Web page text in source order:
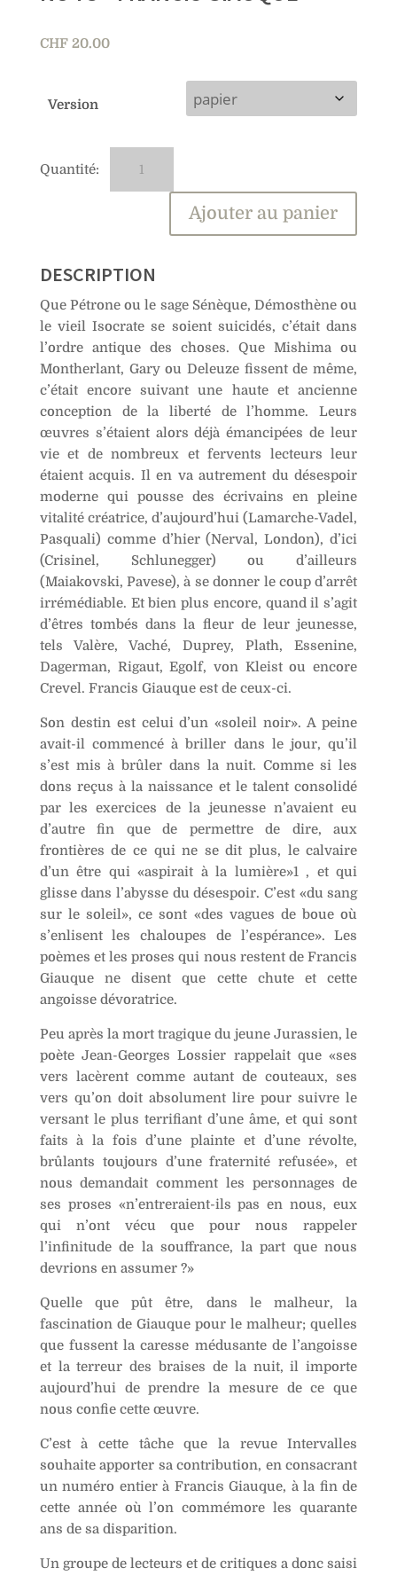
CHF20.00
Version
Giauque
Ajouter au panier
e
t
i
v
e
:
DESCRIPTION
Que Pétrone ou le sage Sénèque, Démosthène ou
le vieil Isocrate se soient suicidés, c’était dans
l’ordre antique des choses. Que Mishima ou
Montherlant, Gary ou Deleuze fissent de même,
c’était encore suivant une haute et ancienne
conception de la liberté de l’homme. Leurs
œuvres s’étaient alors déjà émancipées de leur
vie et de nombreux et fervents lecteurs leur
étaient acquis. Il en va autrement du désespoir
moderne qui pousse des écrivains en pleine
vitalité créatrice, d’aujourd’hui (Lamarche-Vadel,
Pasquali) comme d’hier (Nerval, London), d’ici
(Crisinel, Schlunegger) ou d’ailleurs
(Maiakovski, Pavese), à se donner le coup d’arrêt
irrémédiable. Et bien plus encore, quand il s’agit
d’êtres tombés dans la fleur de leur jeunesse,
tels Valère, Vaché, Duprey, Plath, Essenine,
Dagerman, Rigaut, Egolf, von Kleist ou encore
Crevel. Francis Giauque est de ceux-ci.
Son destin est celui d’un «soleil noir». A peine
avait-il commencé à briller dans le jour, qu’il
s’est mis à brûler dans la nuit. Comme si les
dons reçus à la naissance et le talent consolidé
par les exercices de la jeunesse n’avaient eu
d’autre fin que de permettre de dire, aux
frontières de ce qui ne se dit plus, le calvaire
d’un être qui «aspirait à la lumière»1 , et qui
glisse dans l’abysse du désespoir. C’est «du sang
sur le soleil», ce sont «des vagues de boue où
s’enlisent les chaloupes de l’espérance». Les
poèmes et les proses qui nous restent de Francis
Giauque ne disent que cette chute et cette
angoisse dévoratrice.
Peu après la mort tragique du jeune Jurassien, le
poète Jean-Georges Lossier rappelait que «ses
vers lacèrent comme autant de couteaux, ses
vers qu’on doit absolument lire pour suivre le
versant le plus terrifiant d’une âme, et qui sont
faits à la fois d’une plainte et d’une révolte,
brûlants toujours d’une fraternité refusée», et
nous demandait comment les personnages de
ses proses «n’entreraient-ils pas en nous, eux
qui n’ont vécu que pour nous rappeler
l’infinitude de la souffrance, la part que nous
devrions en assumer ?»
Quelle que pût être, dans le malheur, la
fascination de Giauque pour le malheur; quelles
que fussent la caresse médusante de l’angoisse
et la terreur des braises de la nuit, il importe
aujourd’hui de prendre la mesure de ce que
nous confie cette œuvre.
C’est à cette tâche que la revue Intervalles
souhaite apporter sa contribution, en consacrant
un numéro entier à Francis Giauque, à la fin de
cette année où l’on commémore les quarante
ans de sa disparition.
Un groupe de lecteurs et de critiques a donc saisi